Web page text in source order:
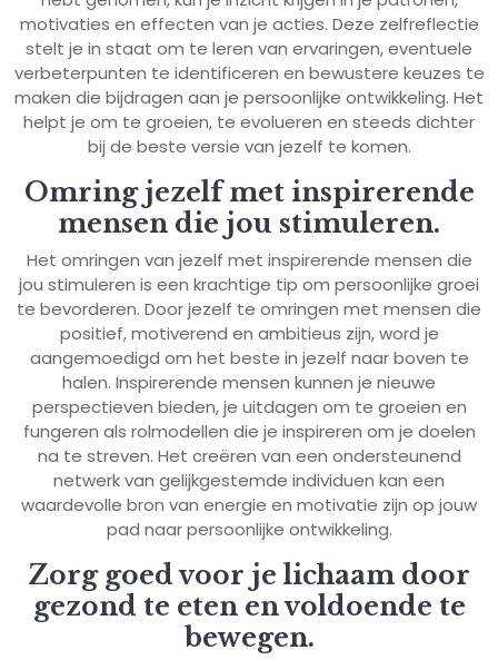
motivaties en effecten van je acties. Deze zelfreflectie
stelt je in staat om te leren van ervaringen, eventuele
verbeterpunten te identificeren en bewustere keuzes te
maken die bijdragen aan je persoonlijke ontwikkeling. Het
helpt je om te groeien, te evolueren en steeds dichter
bij de beste versie van jezelf te komen.
Omring jezelf met inspirerende
mensen die jou stimuleren.
Het omringen van jezelf met inspirerende mensen die
jou stimuleren is een krachtige tip om persoonlijke groei
te bevorderen. Door jezelf te omringen met mensen die
positief, motiverend en ambitieus zijn, word je
aangemoedigd om het beste in jezelf naar boven te
halen. Inspirerende mensen kunnen je nieuwe
perspectieven bieden, je uitdagen om te groeien en
fungeren als rolmodellen die je inspireren om je doelen
na te streven. Het creëren van een ondersteunend
netwerk van gelijkgestemde individuen kan een
waardevolle bron van energie en motivatie zijn op jouw
pad naar persoonlijke ontwikkeling.
Zorg goed voor je lichaam door
gezond te eten en voldoende te
bewegen.